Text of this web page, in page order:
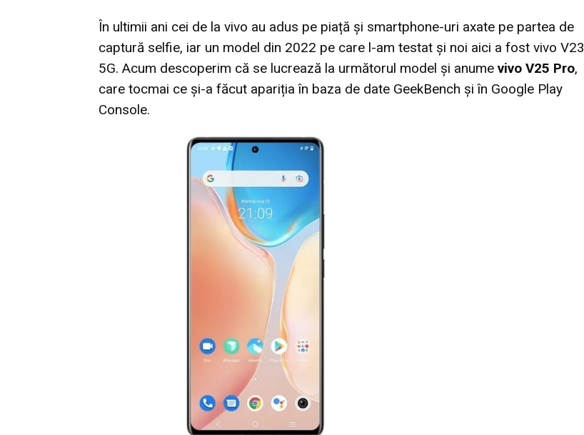
În ultimii ani cei de la vivo au adus pe piață și smartphone-uri axate pe partea de
captură selfie, iar un model din 2022 pe care l-am testat și noi aici a fost vivo V23
5G. Acum descoperim că se lucrează la următorul model și anume vivo V25 Pro,
care tocmai ce și-a făcut apariția în baza de date GeekBench și în Google Play
Console.